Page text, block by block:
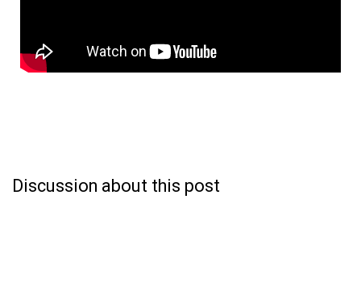
Discussion about this post